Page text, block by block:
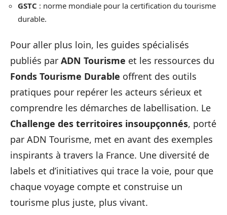
GSTC : norme mondiale pour la certification du tourisme
durable.
Pour aller plus loin, les guides spécialisés
publiés par ADN Tourisme et les ressources du
Fonds Tourisme Durable offrent des outils
pratiques pour repérer les acteurs sérieux et
comprendre les démarches de labellisation. Le
Challenge des territoires insoupçonnés, porté
par ADN Tourisme, met en avant des exemples
inspirants à travers la France. Une diversité de
labels et d’initiatives qui trace la voie, pour que
chaque voyage compte et construise un
tourisme plus juste, plus vivant.